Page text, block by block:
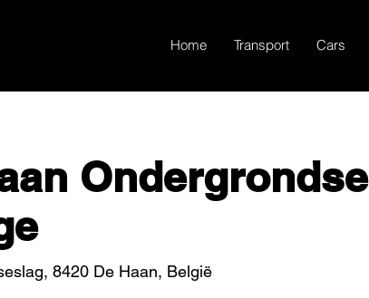
Home Transport Cars
Ondergrondse
8420 De Haan, België